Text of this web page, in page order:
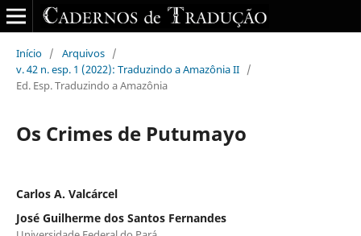
Início / Arquivos /
v. 42 n. esp. 1 (2022): Traduzindo a Amazônia II /
Ed. Esp. Traduzindo a Amazônia
Os Crimes de Putumayo
Carlos A. Valcárcel
José Guilherme dos Santos Fernandes